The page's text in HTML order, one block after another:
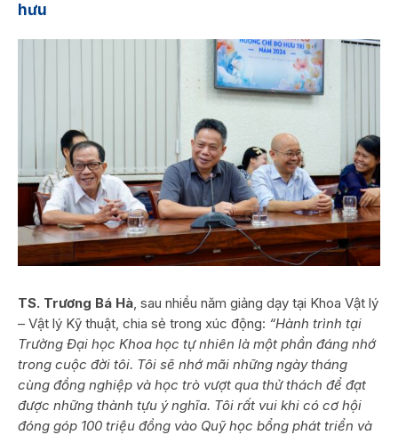
hưu
TS. Trương Bá Hà, sau nhiều năm giảng dạy tại Khoa Vật lý
– Vật lý Kỹ thuật, chia sẻ trong xúc động: “Hành trình tại
Trường Đại học Khoa học tự nhiên là một phần đáng nhớ
trong cuộc đời tôi. Tôi sẽ nhớ mãi những ngày tháng
cùng đồng nghiệp và học trò vượt qua thử thách để đạt
được những thành tựu ý nghĩa. Tôi rất vui khi có cơ hội
đóng góp 100 triệu đồng vào Quỹ học bổng phát triển và